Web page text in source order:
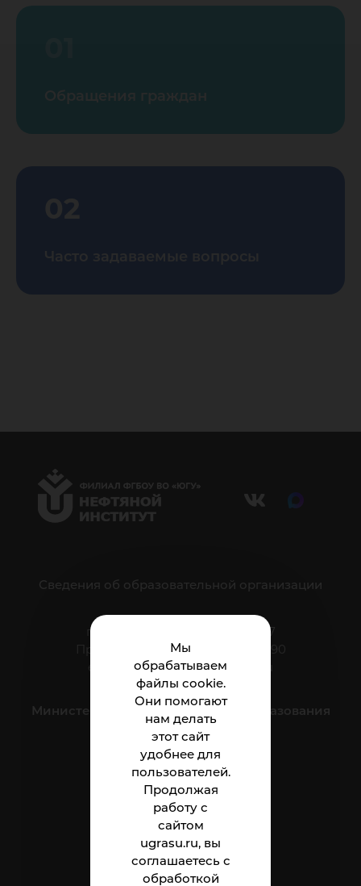
Мы
обрабатываем
файлы cookie.
Они помогают
нам делать
этот сайт
удобнее для
пользователей.
Продолжая
работу с
сайтом
ugrasu.ru, вы
соглашаетесь с
обработкой
Сведения об образовательной организации
г. Нижневартовск, ул. Мира, 37
Приёмная: тел.: +7 (3466) 41-44-90
e-mail:
nnt.direktor@ugrasu.ru
Министерство науки и высшего образования
Российской Федерации
Институт
Абитуриенту
Студенту
Сотруднику